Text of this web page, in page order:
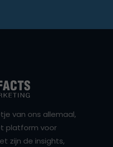
van ons allemaal,
platform voor
zijn de insights,